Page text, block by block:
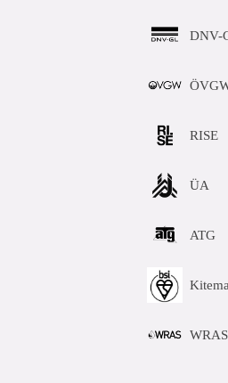
DNV-
RISE
ÜA
ATG
WRAS